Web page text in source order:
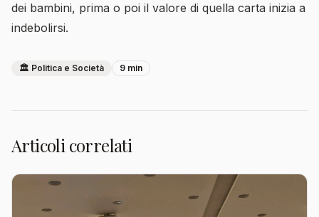
dei bambini, prima o poi il valore di quella carta inizia a
indebolirsi.
🏛️ Politica e Società 9 min
Articoli correlati